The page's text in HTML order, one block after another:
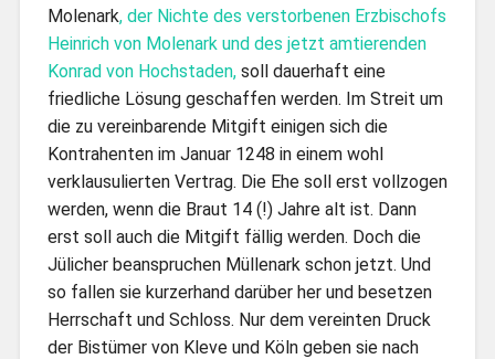
Molenark, der Nichte des verstorbenen Erzbischofs
Heinrich von Molenark und des jetzt amtierenden
Konrad von Hochstaden, soll dauerhaft eine
friedliche Lösung geschaffen werden. Im Streit um
die zu vereinbarende Mitgift einigen sich die
Kontrahenten im Januar 1248 in einem wohl
verklausulierten Vertrag. Die Ehe soll erst vollzogen
werden, wenn die Braut 14 (!) Jahre alt ist. Dann
erst soll auch die Mitgift fällig werden. Doch die
Jülicher beanspruchen Müllenark schon jetzt. Und
so fallen sie kurzerhand darüber her und besetzen
Herrschaft und Schloss. Nur dem vereinten Druck
der Bistümer von Kleve und Köln geben sie nach